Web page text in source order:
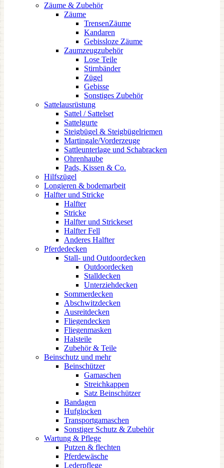
Zäume & Zubehör
Zäume
TrensenZäume
Kandaren
Gebissloze Zäume
Zaumzeugzubehör
Lose Teile
Stirnbänder
Zügel
Gebisse
Sonstiges Zubehör
Sattelausrüstung
Sattel / Sattelset
Sattelgurte
Steigbügel & Steigbügelriemen
Martingale/Vorderzeuge
Sattleunterlage und Schabracken
Ohrenhaube
Pads, Kissen & Co.
Hilfszügel
Longieren & bodemarbeit
Halfter und Stricke
Halfter
Stricke
Halfter und Strickeset
Halfter Fell
Anderes Halfter
Pferdedecken
Stall- und Outdoordecken
Outdoordecken
Stalldecken
Unterziehdecken
Sommerdecken
Abschwitzdecken
Ausreitdecken
Fliegendecken
Fliegenmasken
Halsteile
Zubehör & Teile
Beinschutz und mehr
Beinschützer
Gamaschen
Streichkappen
Satz Beinschützer
Bandagen
Hufglocken
Transportgamaschen
Sonstiger Schutz & Zubehör
Wartung & Pflege
Putzen & flechten
Pferdewäsche
Lederpflege